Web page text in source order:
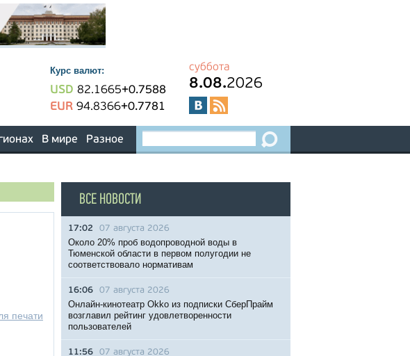
Курс валют:
USD 82.1665+0.7588
EUR 94.8366+0.7781
суббота
8.08.2026
В мире Разное
печати
ВСЕ НОВОСТИ
17:02 07 августа 2026
Около 20% проб водопроводной воды в
Тюменской области в первом полугодии не
соответствовало нормативам
16:06 07 августа 2026
Онлайн-кинотеатр Okko из подписки СберПрайм
возглавил рейтинг удовлетворенности
пользователей
11:56 07 августа 2026